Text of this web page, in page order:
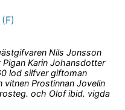
Nils Jonsson
Karin Johansdotter
lod silfver giftoman
vitnen Prostinnan Jovelin
och Olof ibid. vigda